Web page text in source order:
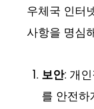
우체국 인터
사항을 명심
보안: 개
를 안전하